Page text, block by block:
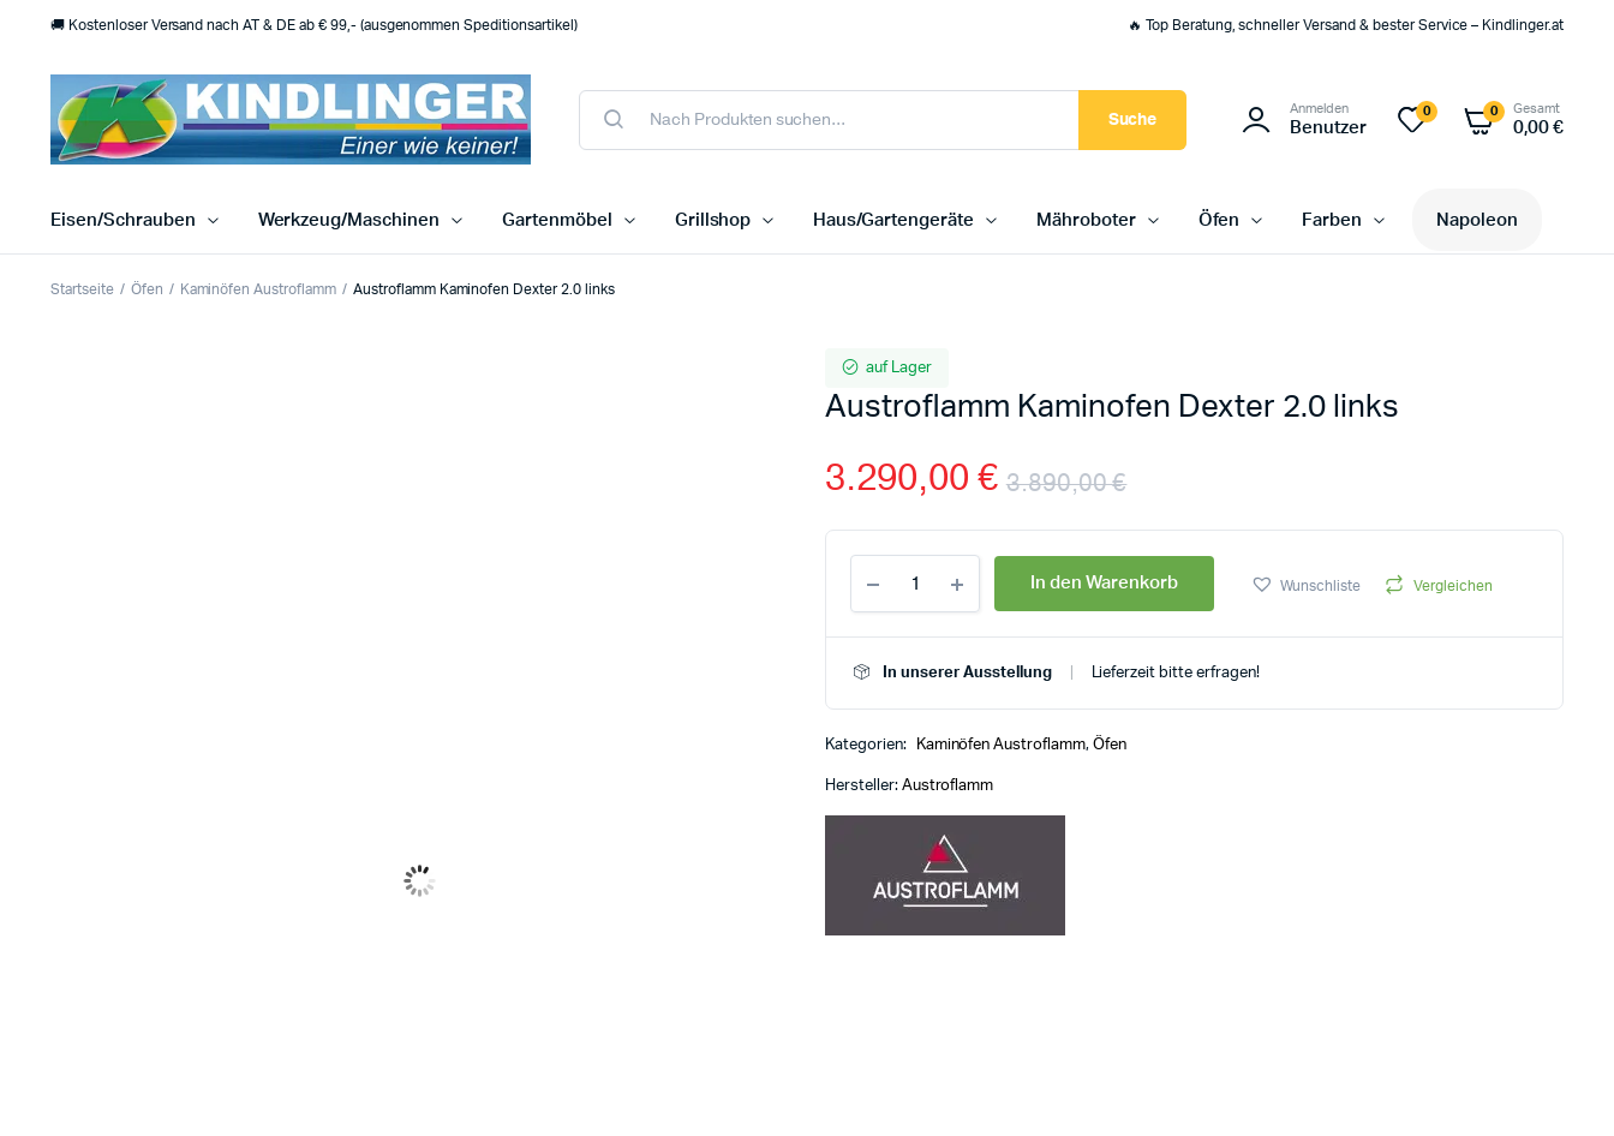
🚚 Kostenloser Versand nach AT & DE ab € 99,- (ausgenommen Speditionsartikel) 🔥 Top Beratung, schneller Versand & bester Service – Kindlinger.at
Suche
Anmelden
Benutzer
0 0 Gesamt
0,00€
Eisen/Schrauben Werkzeug/Maschinen Gartenmöbel Grillshop Haus/Gartengeräte Mähroboter Öfen Farben Napoleon
Startseite Öfen Kaminöfen Austroflamm Austroflamm Kaminofen Dexter 2.0 links
auf Lager
Austroflamm Kaminofen Dexter 2.0 links
3.890,00€
3.290,00€
In den Warenkorb Wunschliste Vergleichen
In unserer Ausstellung Lieferzeit bitte erfragen!
Kategorien: Kaminöfen Austroflamm, Öfen
Hersteller: Austroflamm